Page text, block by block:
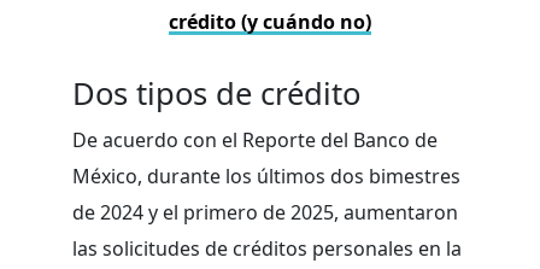
crédito (y cuándo no)
Dos tipos de crédito
De acuerdo con el Reporte del Banco de
México, durante los últimos dos bimestres
de 2024 y el primero de 2025, aumentaron
las solicitudes de créditos personales en la